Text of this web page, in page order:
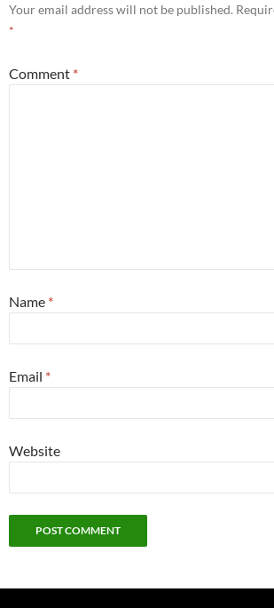
Your email address will not be published.
*
Comment *
Name *
Email *
Website